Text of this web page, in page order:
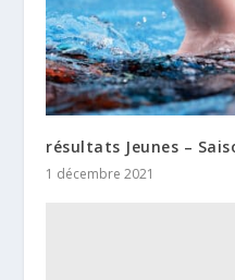
résultats Jeunes –
1 décembre 2021